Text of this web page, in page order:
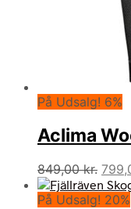
På Udsalg! 6%
Aclima
849,00kr. Den
pris
På Udsalg! 20%